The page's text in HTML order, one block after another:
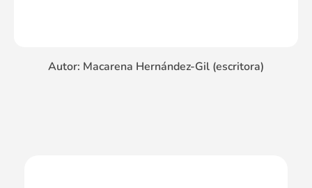
Autor: Macarena Hernández-Gil (escritora)